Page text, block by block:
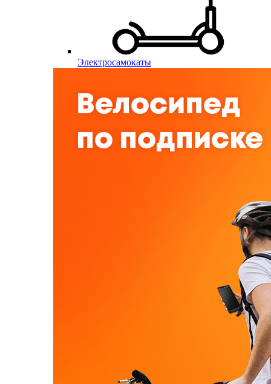
Электросамокаты